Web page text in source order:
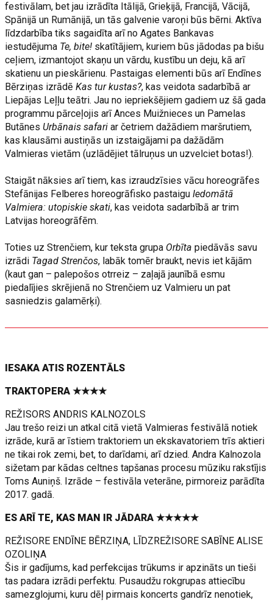
festivālam, bet jau izrādīta Itālijā, Grieķijā, Francijā, Vācijā,
Spānijā un Rumānijā, un tās galvenie varoņi būs bērni. Aktīva
līdzdarbība tiks sagaidīta arī no Agates Bankavas
iestudējuma Te, bite! skatītājiem, kuriem būs jādodas pa bišu
ceļiem, izmantojot skaņu un vārdu, kustību un deju, kā arī
skatienu un pieskārienu. Pastaigas elementi būs arī Endīnes
Bērziņas izrādēKas tur kustas?, kas veidota sadarbībā ar
Liepājas Leļļu teātri. Jau no iepriekšējiem gadiem uz šā gada
programmu pārceļojis arī Ances Muižnieces un Pamelas
Butānes Urbānais safariar četriem dažādiem maršrutiem,
kas klausāmi austiņās un izstaigājami pa dažādām
Valmieras vietām (uzlādējiet tālruņus un uzvelciet botas!).
Staigāt nāksies arī tiem, kas izraudzīsies vācu horeogrāfes
Stefānijas Felberes horeogrāfisko pastaiguIedomātā
Valmiera: utopiskie skati, kas veidota sadarbībā ar trim
Latvijas horeogrāfēm.
Toties uz Strenčiem, kur teksta grupa Orbītapiedāvās savu
izrādi Tagad Strenčos, labāk tomēr braukt, nevis iet kājām
(kaut gan – palepošos otrreiz – zaļajā jaunībā esmu
piedalījies skrējienā no Strenčiem uz Valmieru un pat
sasniedzis galamērķi).
IESAKA ATIS ROZENTĀLS
TRAKTOPERA ★★★★
REŽISORS ANDRIS KALNOZOLS
Jau trešo reizi un atkal citā vietā Valmieras festivālā notiek
izrāde, kurā ar īstiem traktoriem un ekskavatoriem trīs aktieri
ne tikai rok zemi, bet, to darīdami, arī dzied. Andra Kalnozola
sižetam par kādas celtnes tapšanas procesu mūziku rakstījis
Toms Auniņš. Izrāde – festivāla veterāne, pirmoreiz parādīta
2017. gadā.
ES ARĪ TE, KAS MAN IR JĀDARA ★★★★★
REŽISORE ENDĪNE BĒRZIŅA, LĪDZREŽISORE SABĪNE ALISE
OZOLIŅA
Šis ir gadījums, kad perfekcijas trūkums ir apzināts un tieši
tas padara izrādi perfektu. Pusaudžu rokgrupas attiecību
samezglojumi, kuru dēļ pirmais koncerts gandrīz nenotiek,